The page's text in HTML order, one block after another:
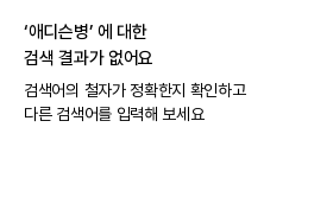
‘애디슨병’ 에 대한
검색 결과가 없어요
검색어의 철자가 정확한지 확인하고
다른 검색어를 입력해 보세요